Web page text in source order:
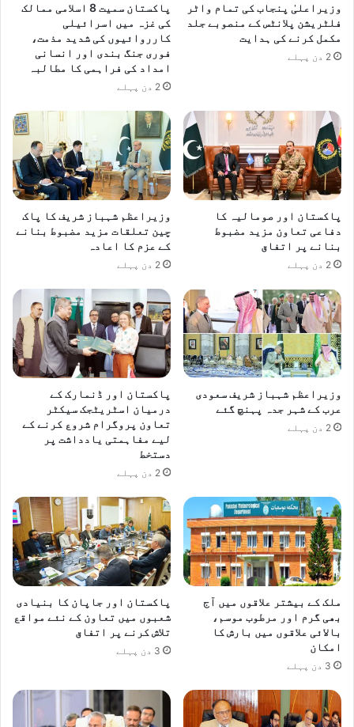
وزیراعلیٰ پنجاب کی تمام واٹر
فلٹریشن پلانٹس کے منصوبے جلد
مکمل کرنے کی ہدایت
2 دن پہلے
پاکستان سمیت 8 اسلامی ممالک
کی غزہ میں اسرائیلی
کارروائیوں کی شدید مذمت،
فوری جنگ بندی اور انسانی
امداد کی فراہمی کا مطالبہ
2 دن پہلے
پاکستان اور صومالیہ کا
دفاعی تعاون مزید مضبوط
بنانے پر اتفاق
2 دن پہلے
وزیراعظم شہباز شریف کا پاک
چین تعلقات مزید مضبوط بنانے
کے عزم کا اعادہ
2 دن پہلے
وزیراعظم شہباز شریف سعودی
عرب کے شہر جدہ پہنچ گئے
2 دن پہلے
پاکستان اور ڈنمارک کے
درمیان اسٹریٹجک سیکٹر
تعاون پروگرام شروع کرنے کے
لیے مفاہمتی یادداشت پر
دستخط
2 دن پہلے
ملک کے بیشتر علاقوں میں آج
بھی گرم اور مرطوب موسم،
بالائی علاقوں میں بارش کا
امکان
3 دن پہلے
پاکستان اور جاپان کا بنیادی
شعبوں میں تعاون کے نئے مواقع
تلاش کرنے پر اتفاق
3 دن پہلے